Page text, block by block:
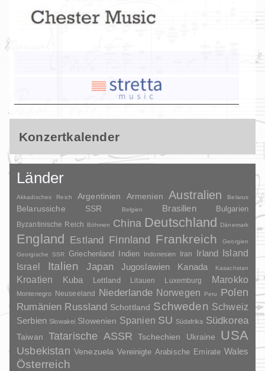
Konzertkalender
Länder
Akkadisches Reich Argentinien Armenien Australien Belarus
Belarussiche SSR Belgien Brasilien Bulgarien
Byzantinische Reich Böhmen China Deutschland Dänemark
England Estland Finnland Frankreich
Georgien
Georgische SSR
Griechenland Indien Indonesien Iran Irland
Island
Israel
Italien Japan Jugoslawien Kanada Kasachstan
Kroatien Kuba Lettland Litauen Luxemburg Marokko
Montenegro Neuseeland Niederlande Norwegen Peru
Polen
Rumänien Russland Schottland Schweden Schweiz
Serbien Slowakei Slowenien Spanien SU Südafrika Südkorea
Taiwan Tatarische ASSR Tschechien Ukraine USA
Usbekistan Venezuela Vereinigte Arabische Emirate Wales
Österreich